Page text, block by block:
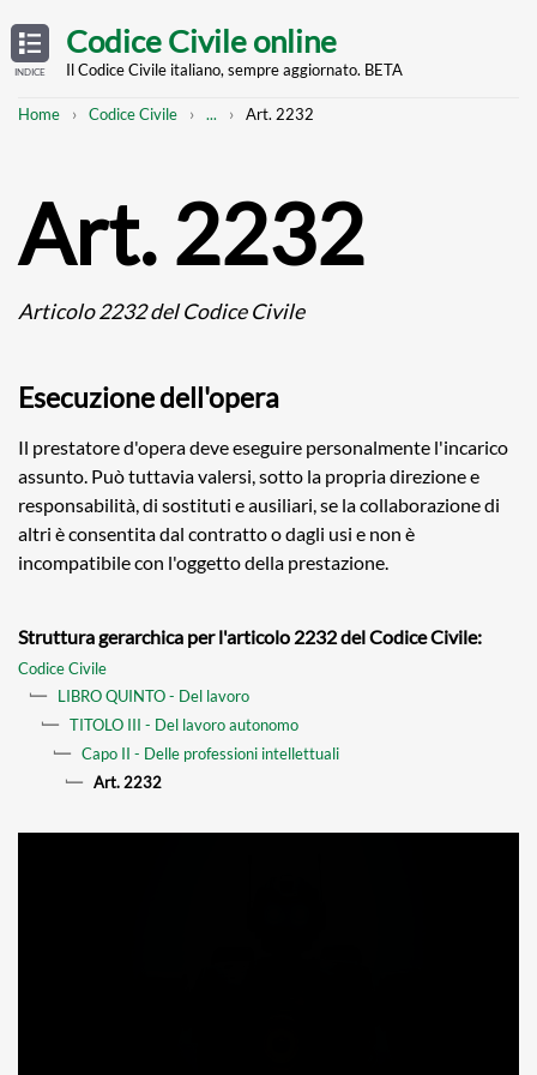
TABLE
OF
CONTENTS
INDICE
main
Codice Civile online
Il Codice Civile italiano, sempre aggiornato. BETA
Breadcrumb
Home Codice Civile
Mostra
... Art. 2232
Art. 2232
Articolo 2232 del Codice Civile
Esecuzione dell'opera
Il prestatore d'opera deve eseguire personalmente l'incarico
assunto. Può tuttavia valersi, sotto la propria direzione e
responsabilità, di sostituti e ausiliari, se la collaborazione di
altri è consentita dal contratto o dagli usi e non è
incompatibile con l'oggetto della prestazione.
Struttura gerarchica per l'articolo 2232 del Codice Civile:
Codice Civile
LIBRO QUINTO - Del lavoro
TITOLO III - Del lavoro autonomo
Capo II - Delle professioni intellettuali
Art. 2232